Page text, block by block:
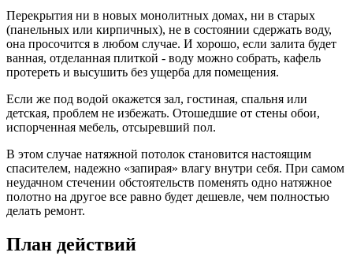
Перекрытия ни в новых монолитных домах, ни в старых
(панельных или кирпичных), не в состоянии сдержать воду,
она просочится в любом случае. И хорошо, если залита будет
ванная, отделанная плиткой - воду можно собрать, кафель
протереть и высушить без ущерба для помещения.
Если же под водой окажется зал, гостиная, спальня или
детская, проблем не избежать. Отошедшие от стены обои,
испорченная мебель, отсыревший пол.
В этом случае натяжной потолок становится настоящим
спасителем, надежно «запирая» влагу внутри себя. При самом
неудачном стечении обстоятельств поменять одно натяжное
полотно на другое все равно будет дешевле, чем полностью
делать ремонт.
План действий